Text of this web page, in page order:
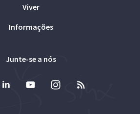
Viver
Informações
Junte-se a nós